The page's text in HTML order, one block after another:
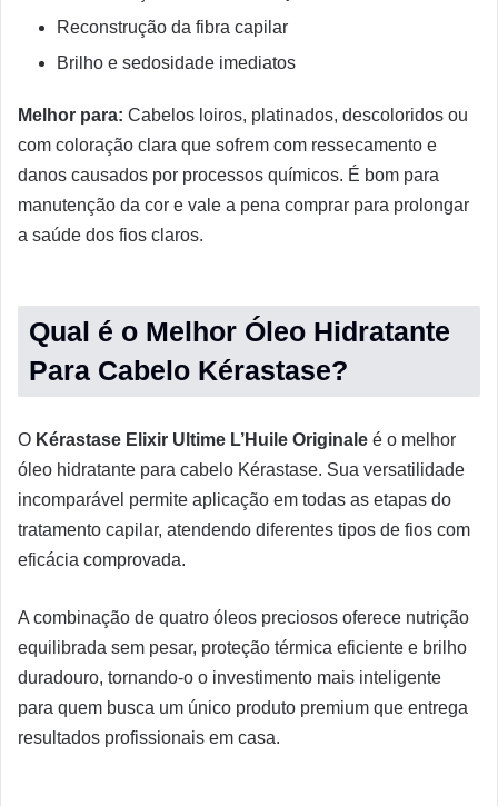
Reconstrução da fibra capilar
Brilho e sedosidade imediatos
Melhor para: Cabelos loiros, platinados, descoloridos ou
com coloração clara que sofrem com ressecamento e
danos causados por processos químicos. É bom para
manutenção da cor e vale a pena comprar para prolongar
a saúde dos fios claros.
Qual é o Melhor Óleo Hidratante
Para Cabelo Kérastase?
O Kérastase Elixir Ultime L’Huile Originale é o melhor
óleo hidratante para cabelo Kérastase. Sua versatilidade
incomparável permite aplicação em todas as etapas do
tratamento capilar, atendendo diferentes tipos de fios com
eficácia comprovada.
A combinação de quatro óleos preciosos oferece nutrição
equilibrada sem pesar, proteção térmica eficiente e brilho
duradouro, tornando-o o investimento mais inteligente
para quem busca um único produto premium que entrega
resultados profissionais em casa.